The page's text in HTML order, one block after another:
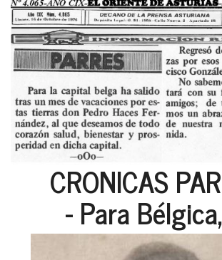
CRONICAS
- Para Bélgica,